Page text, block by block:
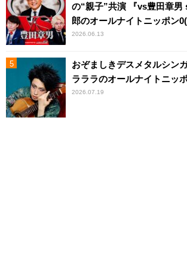
の“親子”共演 『vs豊田章
郎のオールナイトニッポン
2026.06.13
おぞましきデスメタルシン
ラララのオールナイトニッ
2026.07.19